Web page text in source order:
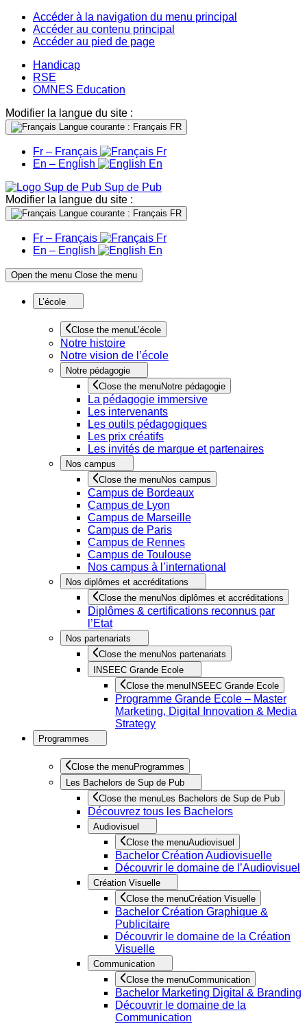
Accéder à la navigation du menu principal
Accéder au contenu principal
Accéder au pied de page
Handicap
RSE
OMNES Education
Modifier la langue du site :
Langue courante : Français FR
Fr – Français
Fr
En – English
En
Sup de Pub
Modifier la langue du site :
Langue courante : Français FR
Fr – Français
Fr
En – English
En
Open the menu Close the menu
L’école
Close the menuL’école
Notre histoire
Notre vision de l’école
Notre pédagogie
Close the menuNotre pédagogie
La pédagogie immersive
Les intervenants
Les outils pédagogiques
Les prix créatifs
Les invités de marque et partenaires
Nos campus
Close the menuNos campus
Campus de Bordeaux
Campus de Lyon
Campus de Marseille
Campus de Paris
Campus de Rennes
Campus de Toulouse
Nos campus à l’international
Nos diplômes et accréditations
Close the menuNos diplômes et accréditations
Diplômes & certifications reconnus par
l’Etat
Nos partenariats
Close the menuNos partenariats
INSEEC Grande Ecole
Close the menu INSEEC Grande Ecole
Programme Grande Ecole – Master
Marketing, Digital Innovation & Media
Strategy
Programmes
Close the menuProgrammes
Les Bachelors de Sup de Pub
Close the menuLes Bachelors de Sup de Pub
Découvrez tous les Bachelors
Audiovisuel
Close the menuAudiovisuel
Bachelor Création Audiovisuelle
Découvrir le domaine de l’Audiovisuel
Création Visuelle
Close the menuCréation Visuelle
Bachelor Création Graphique &
Publicitaire
Découvrir le domaine de la Création
Visuelle
Communication
Close the menuCommunication
Bachelor Marketing Digital & Branding
Découvrir le domaine de la
Communication